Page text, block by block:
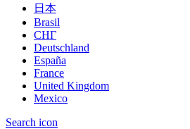
日本
Brasil
СНГ
Deutschland
España
France
United Kingdom
Mexico
Search icon